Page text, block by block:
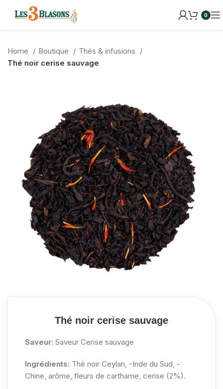
0
Home Boutique
Thés & infusions
Thé noir cerise sauvage
Thé noir cerise sauvage
Saveur: Saveur Cerise sauvage
Ingrédients: Thé noir Ceylan, -Inde du Sud, -
Chine, arôme, fleurs de carthame, cerise (2%).